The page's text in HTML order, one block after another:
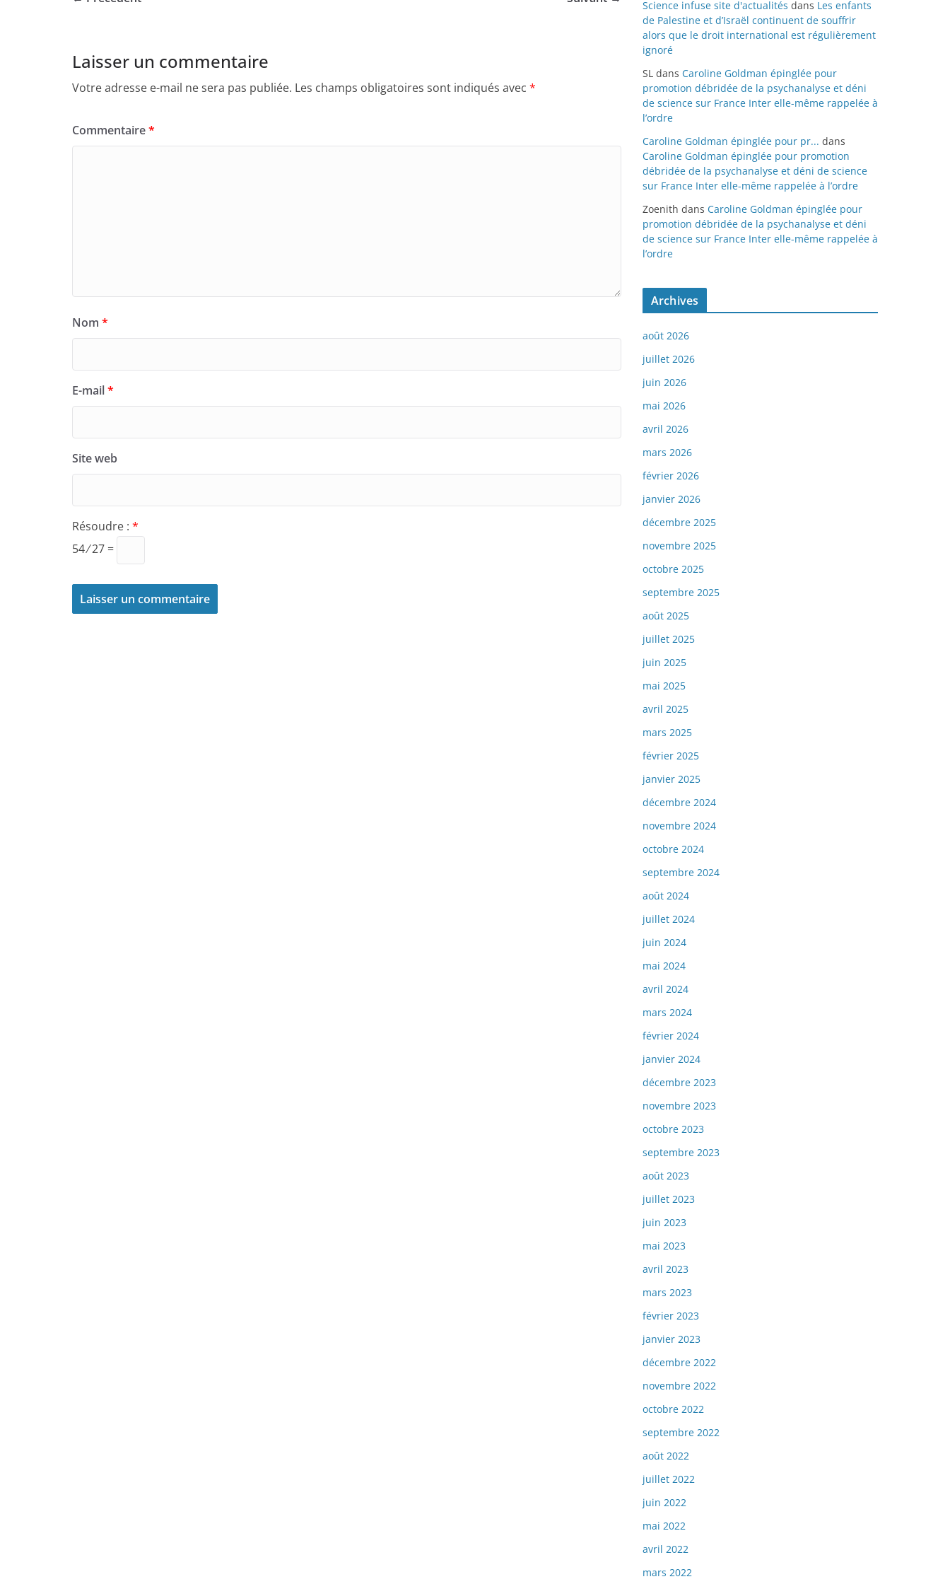
Laisser un commentaire
Votre adresse e-mail ne sera pas publiée. Les champs obligatoires sont indiqués avec *
Commentaire*
Nom *
E-mail*
Site web
Résoudre : *
54 ⁄ 27 =
Science infuse site d'actualités dans Les enfants
de Palestine et d’Israël continuent de souffrir
alors que le droit international est régulièrement
ignoré
SL dans Caroline Goldman épinglée pour
promotion débridée de la psychanalyse et déni
de science sur France Inter elle-même rappelée à
l’ordre
Caroline Goldman épinglée pour pr... dans
Caroline Goldman épinglée pour promotion
débridée de la psychanalyse et déni de science
sur France Inter elle-même rappelée à l’ordre
Zoenith dans Caroline Goldman épinglée pour
promotion débridée de la psychanalyse et déni
de science sur France Inter elle-même rappelée à
l’ordre
Archives
août 2026
juillet 2026
juin 2026
mai 2026
avril 2026
mars 2026
février 2026
janvier 2026
décembre 2025
novembre 2025
octobre 2025
septembre 2025
août 2025
juillet 2025
juin 2025
mai 2025
avril 2025
mars 2025
février 2025
janvier 2025
décembre 2024
novembre 2024
octobre 2024
septembre 2024
août 2024
juillet 2024
juin 2024
mai 2024
avril 2024
mars 2024
février 2024
janvier 2024
décembre 2023
novembre 2023
octobre 2023
septembre 2023
août 2023
juillet 2023
juin 2023
mai 2023
avril 2023
mars 2023
février 2023
janvier 2023
décembre 2022
novembre 2022
octobre 2022
septembre 2022
août 2022
juillet 2022
juin 2022
mai 2022
avril 2022
mars 2022